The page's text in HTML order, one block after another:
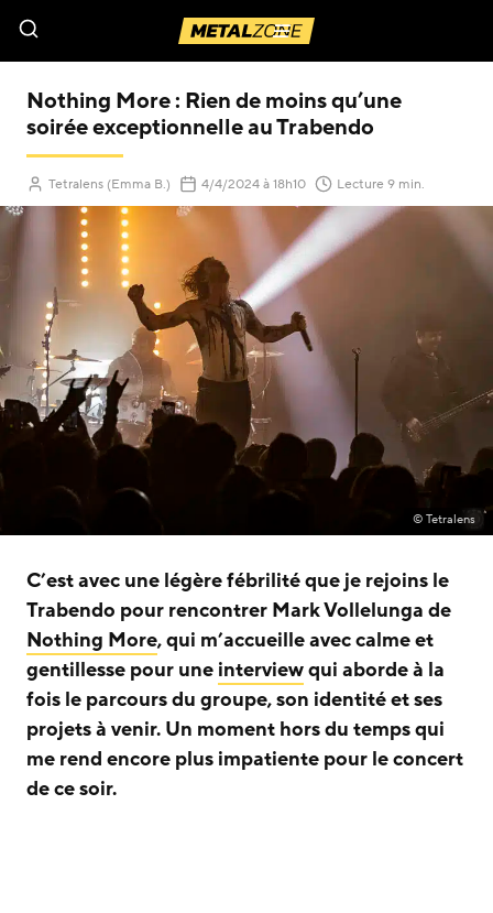
Menu
Nothing More : Rien de moins qu’une
soirée exceptionnelle au Trabendo
Tetralens (Emma B.) 4/4/2024(Mis à jour le )
à 18h10 Lecture 9 min.
© Tetralens
C’est avec une légère fébrilité que je rejoins le
Trabendo pour rencontrer Mark Vollelunga de
Nothing More, qui m’accueille avec calme et
gentillesse pour une interviewqui aborde à la
fois le parcours du groupe, son identité et ses
projets à venir. Un moment hors du temps qui
me rend encore plus impatiente pour le concert
de ce soir.